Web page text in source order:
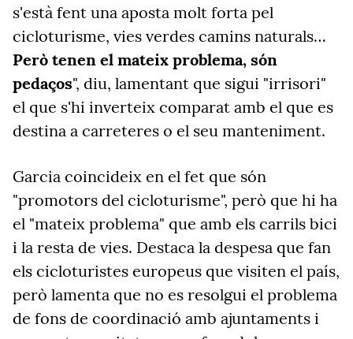
s'està fent una aposta molt forta pel
cicloturisme, vies verdes camins naturals…
Però tenen el mateix problema, són
pedaços", diu, lamentant que sigui "irrisori"
el que s'hi inverteix comparat amb el que es
destina a carreteres o el seu manteniment.
Garcia coincideix en el fet que són
"promotors del cicloturisme", però que hi ha
el "mateix problema" que amb els carrils bici
i la resta de vies. Destaca la despesa que fan
els cicloturistes europeus que visiten el país,
però lamenta que no es resolgui el problema
de fons de coordinació amb ajuntaments i